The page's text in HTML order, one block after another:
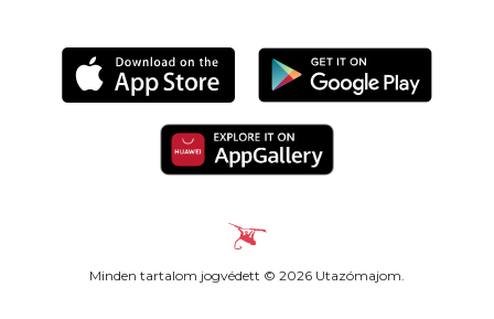
Minden tartalom jogvédett © 2026 Utazómajom.